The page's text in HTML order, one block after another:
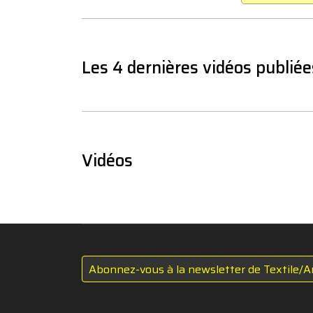
Les 4 dernières vidéos
Vidéos
Abonnez-vous à la newsletter de Textile/